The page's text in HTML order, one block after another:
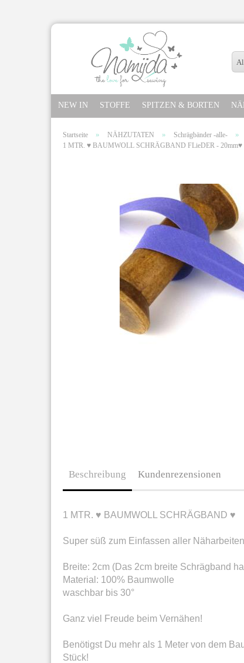
NEW IN STOFFE SPITZEN & BORTEN
Startseite » NÄHZUTATEN » Schrägbänder -alle- »
1 MTR. ♥ BAUMWOLL SCHRÄGBAND FLieDER - 20mm♥
Beschreibung Kundenrezensionen
1 MTR. ♥ BAUMWOLL SCHRÄGBAND ♥
Super süß zum Einfassen aller
Breite: 2cm (Das 2cm breite Schrägband
Material: 100% Baumwolle
waschbar bis 30°
Ganz viel Freude beim Vernähen!
Benötigst Du mehr als 1 Meter von dem
Stück!